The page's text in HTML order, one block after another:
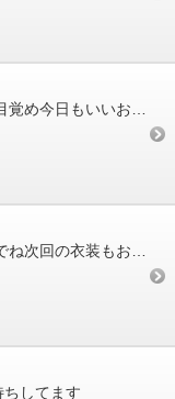
してます